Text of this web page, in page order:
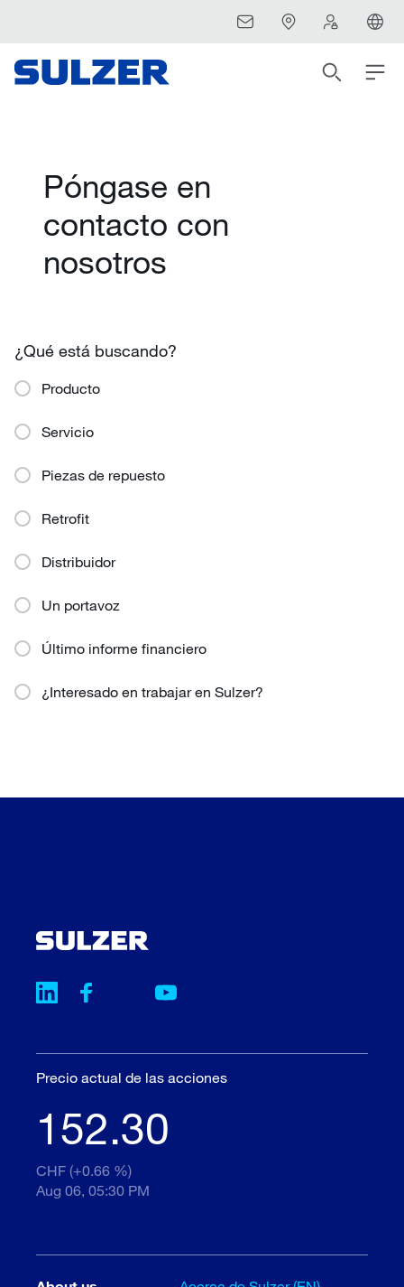
Póngase en
contacto con
nosotros
¿Qué está buscando?
Producto
Servicio
Piezas de repuesto
Retrofit
Distribuidor
Un portavoz
Último informe financiero
¿Interesado en trabajar en Sulzer?
Precio actual de las acciones
152.30
CHF (+0.66 %)
Aug 06, 05:30 PM